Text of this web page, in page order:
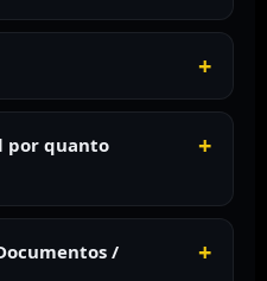
por quanto
/